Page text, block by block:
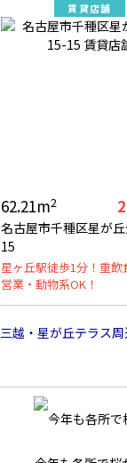
賃貸店舗
62.21m2
名古屋市千種区星が
15
星ヶ丘駅徒歩1分！重飲
営業・動物系OK！
越・星が丘テラス